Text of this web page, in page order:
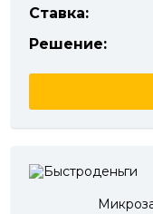
Ставка:
Решение: